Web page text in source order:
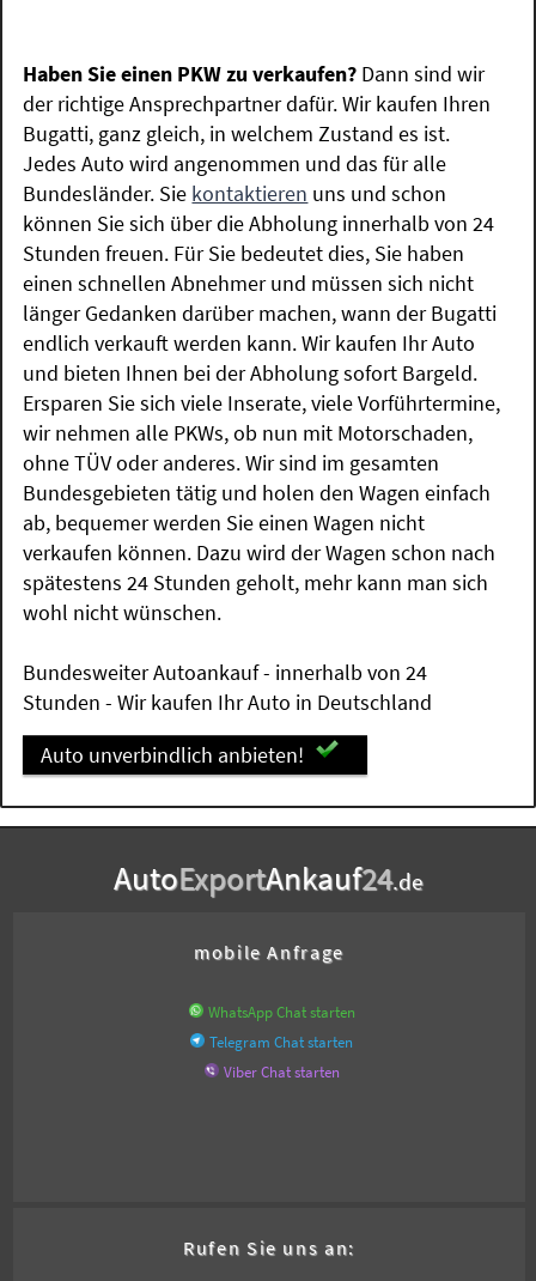
Haben Sie einen PKW zu verkaufen? Dann sind wir
der richtige Ansprechpartner dafür. Wir kaufen Ihren
Bugatti, ganz gleich, in welchem Zustand es ist.
Jedes Auto wird angenommen und das für alle
Bundesländer. Sie kontaktieren uns und schon
können Sie sich über die Abholung innerhalb von 24
Stunden freuen. Für Sie bedeutet dies, Sie haben
einen schnellen Abnehmer und müssen sich nicht
länger Gedanken darüber machen, wann der Bugatti
endlich verkauft werden kann. Wir kaufen Ihr Auto
und bieten Ihnen bei der Abholung sofort Bargeld.
Ersparen Sie sich viele Inserate, viele Vorführtermine,
wir nehmen alle PKWs, ob nun mit Motorschaden,
ohne TÜV oder anderes. Wir sind im gesamten
Bundesgebieten tätig und holen den Wagen einfach
ab, bequemer werden Sie einen Wagen nicht
verkaufen können. Dazu wird der Wagen schon nach
spätestens 24 Stunden geholt, mehr kann man sich
wohl nicht wünschen.
Bundesweiter Autoankauf - innerhalb von 24
Stunden - Wir kaufen Ihr Auto in Deutschland
Auto unverbindlich anbieten!
AutoExportAnkauf24.de
mobile Anfrage
WhatsApp Chat starten
Telegram Chat starten
Viber Chat starten
Rufen Sie uns an: